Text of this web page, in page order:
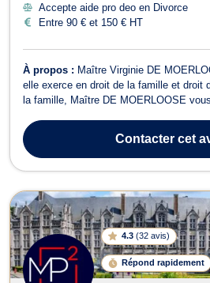
Accepte aide pro deo en Divorce
Entre 90 € et 150 € HT
À propos : Maître Virginie DE
elle exerce en droit de la famille et droit
la famille, Maître DE MOERLOOSE
séparation de fait, à la liquidation du
partages de successio...Contactercet
4.3 (32 avis)
Répond rapidement